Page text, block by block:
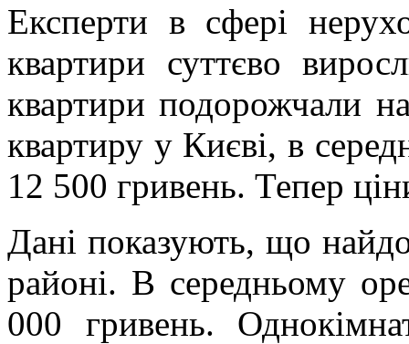
Експерти в сфері
квартири суттєво
квартири подорожчали
квартиру у Києві, в
12 500 гривень. Тепер
Дані показують, що
районі. В середньому
000 гривень.